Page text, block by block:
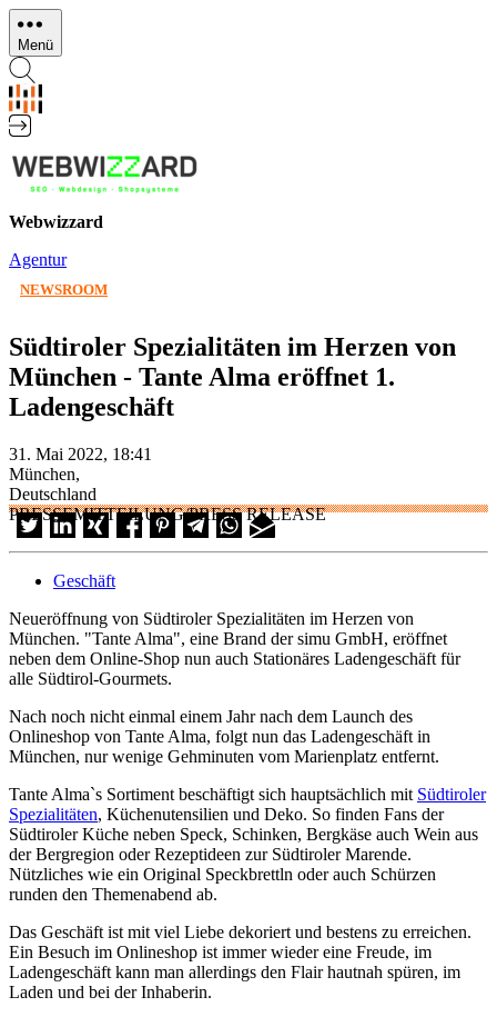
Direkt
zum
Inhalt
Menü
Webwizzard
Agentur
NEWSROOM
Südtiroler Spezialitäten im Herzen von
München - Tante Alma eröffnet 1.
Ladengeschäft
31. Mai 2022, 18:41
München,
Deutschland
PRESSEMITTEILUNG/PRESS RELEASE
Geschäft
Neueröffnung von Südtiroler Spezialitäten im Herzen von
München. "Tante Alma", eine Brand der simu GmbH, eröffnet
neben dem Online-Shop nun auch Stationäres Ladengeschäft für
alle Südtirol-Gourmets.
Nach noch nicht einmal einem Jahr nach dem Launch des
Onlineshop von Tante Alma, folgt nun das Ladengeschäft in
München, nur wenige Gehminuten vom Marienplatz entfernt.
Tante Alma`s Sortiment beschäftigt sich hauptsächlich mit Südtiroler
Spezialitäten, Küchenutensilien und Deko. So finden Fans der
Südtiroler Küche neben Speck, Schinken, Bergkäse auch Wein aus
der Bergregion oder Rezeptideen zur Südtiroler Marende.
Nützliches wie ein Original Speckbrettln oder auch Schürzen
runden den Themenabend ab.
Das Geschäft ist mit viel Liebe dekoriert und bestens zu erreichen.
Ein Besuch im Onlineshop ist immer wieder eine Freude, im
Ladengeschäft kann man allerdings den Flair hautnah spüren, im
Laden und bei der Inhaberin.